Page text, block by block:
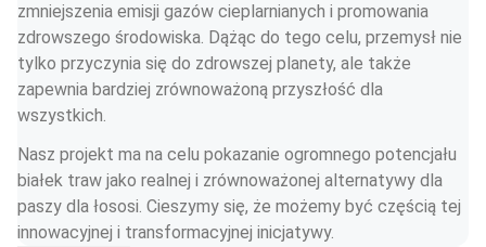
zmniejszenia emisji gazów cieplarnianych i promowania
zdrowszego środowiska. Dążąc do tego celu, przemysł nie
tylko przyczynia się do zdrowszej planety, ale także
zapewnia bardziej zrównoważoną przyszłość dla
wszystkich.
Nasz projekt ma na celu pokazanie ogromnego potencjału
białek traw jako realnej i zrównoważonej alternatywy dla
paszy dla łososi. Cieszymy się, że możemy być częścią tej
innowacyjnej i transformacyjnej inicjatywy.